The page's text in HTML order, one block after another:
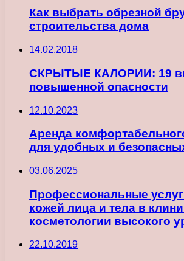
Как выбрать обрезной
строительства дома
14.02.2018
СКРЫТЫЕ КАЛОРИИ: 19
повышенной опасности
12.10.2023
Аренда
для удобных и
03.06.2025
Профессиональные
кожей лица и тела в
косметологии высокого
22.10.2019